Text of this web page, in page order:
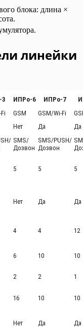
блока: длина ×
линейки
3 ИПРо-6 ИПРо-7
GSM GSM/Wi-Fi
Нет Да
Да
SMS/
Дозвон
SMS/PUSH/
Дозвон
5 5 5
Нет Да Да
4 4 12
6 10 10
2 2
1
16 10 10
Нет Да Да